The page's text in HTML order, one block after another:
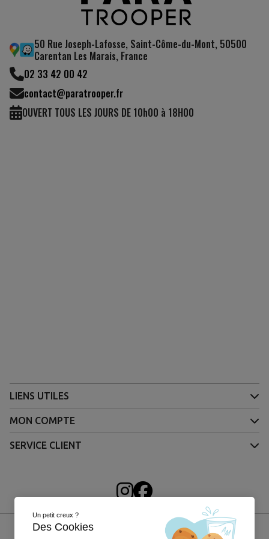
50 Rue Joseph-Lafosse, Saint-Côme-du-Mont, 50500
Carentan Les Marais, France
02 33 42 00 42
contact@paratrooper.fr
OUVERT TOUS LES JOURS DE 10h00 à 18H00
LIENS UTILES
MON COMPTE
SERVICE CLIENT
Un petit creux ?
Des Cookies